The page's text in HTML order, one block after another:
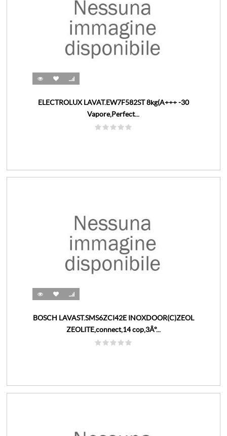
ELECTROLUX LAVAT.EW7F582ST 8kg(A+++ -30
Vapore,Perfect...
BOSCH LAVAST.SMS6ZCI42E INOXDOOR(C)ZEOL
ZEOLITE,connect,14 cop,3Â°...